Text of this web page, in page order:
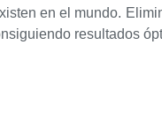
en el mundo.
resultados